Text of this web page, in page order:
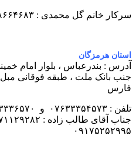
سرکار خانم گل محمدی : ۰۹۱۸۸۶۶۴۶۸۳
استان هرمزگان
آدرس : بندرعباس ، بلوار امام
جنب بانک ملت ، طبقه فوقانی
فارس
تلفن : ۰۷۶۳۳۳۵۴۵۷۳ و ۰۷۶۳۳۳۳۶۵۷۰
۰۹۱۷۵۲۵۲۹۹۵